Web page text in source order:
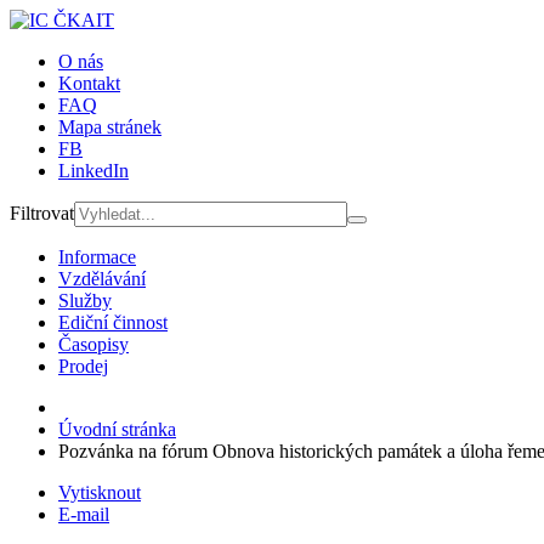
O nás
Kontakt
FAQ
Mapa stránek
FB
LinkedIn
Filtrovat
Informace
Vzdělávání
Služby
Ediční činnost
Časopisy
Prodej
Úvodní stránka
Pozvánka na fórum Obnova historických památek a úloha
Vytisknout
E-mail